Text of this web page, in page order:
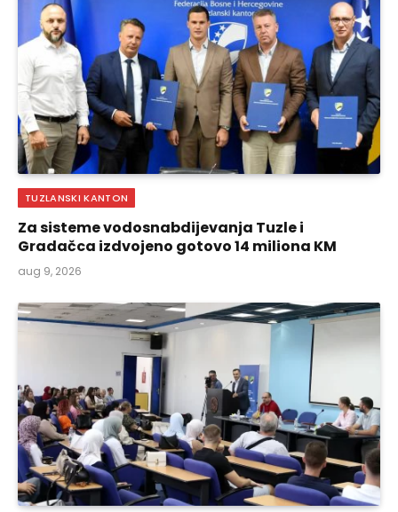
TUZLANSKI KANTON
Za sisteme vodosnabdijevanja Tuzle i
Gradačca izdvojeno gotovo 14 miliona KM
aug 9, 2026